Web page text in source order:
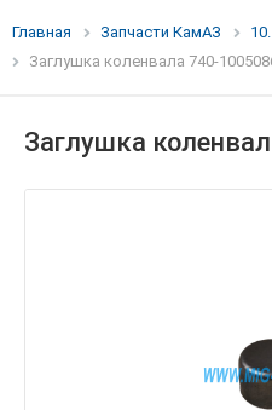
Главная Запчасти КамАЗ
Заглушка коленвала 740-
Заглушка